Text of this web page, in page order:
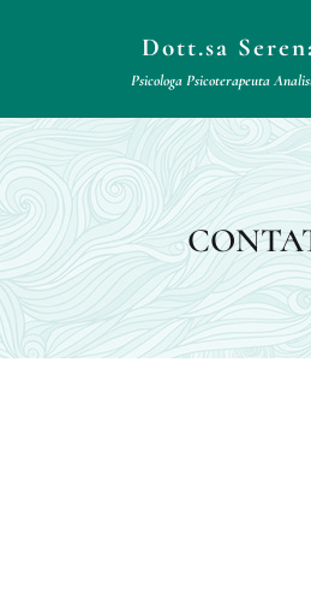
Dott.sa
Psicologa Psicoterapeuta